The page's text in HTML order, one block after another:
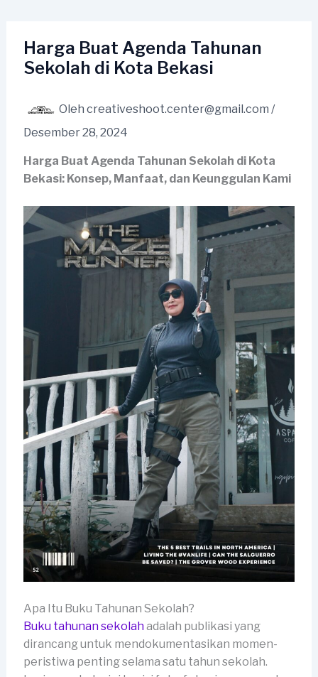
kontenHarga Buat Agenda Tahunan
Sekolah di Kota Bekasi
Oleh creativeshoot.center@gmail.com /
Desember 28, 2024
Harga Buat Agenda Tahunan Sekolah di Kota
Bekasi: Konsep, Manfaat, dan Keunggulan Kami
Apa Itu Buku Tahunan Sekolah?
Buku tahunan sekolahadalah publikasi yang
dirancang untuk mendokumentasikan momen-
peristiwa penting selama satu tahun sekolah.